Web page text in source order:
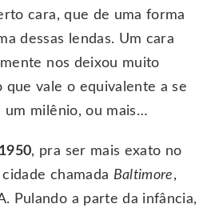
cara, que de uma forma
dessas lendas. Um cara
nos deixou muito
que vale o equivalente a se
milênio, ou mais…
1950, pra ser mais exato no
chamada Baltimore,
Pulando a parte da infância,